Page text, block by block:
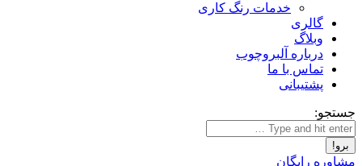
خدمات رنگ کاری
گالری
وبلاگ
درباره آلبروچوب
تماس با ما
پشتیبانی
جستجو:
مشاوره رایگان